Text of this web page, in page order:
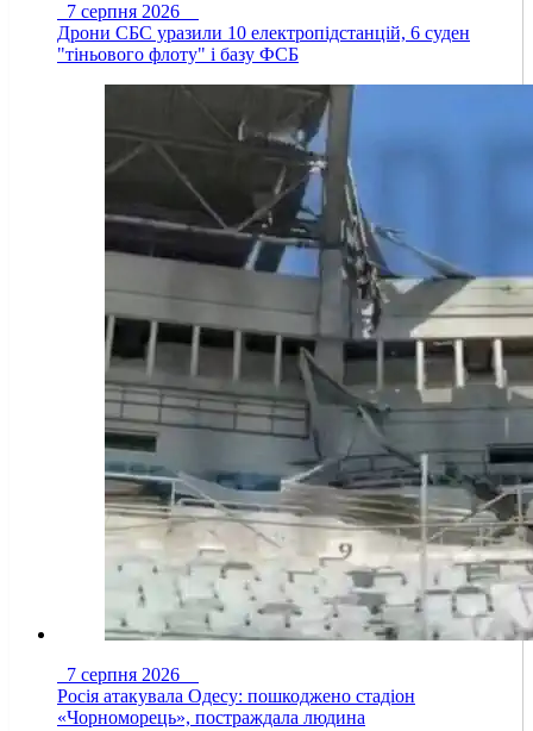
7 серпня 2026
Дрони СБС уразили 10 електропідстанцій, 6 суден
"тіньового флоту" і базу ФСБ
7 серпня 2026
Росія атакувала Одесу: пошкоджено стадіон
«Чорноморець», постраждала людина